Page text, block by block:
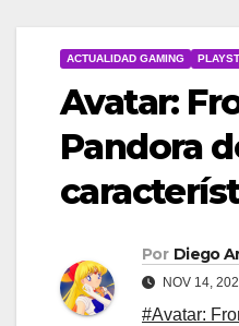
ACTUALIDAD GAMING
Avatar:
Pandora
Por Diego
NOV 14,
#Avatar: